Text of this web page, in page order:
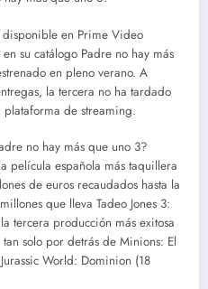
disponible en Prime Video
su catálogo Padre no hay más
en pleno verano. A
la tercera no ha tardado
de streaming.
no hay más que uno 3?
película española más taquillera
de euros recaudados hasta la
que lleva Tadeo Jones 3:
tercera producción más exitosa
solo por detrás de Minions: El
World: Dominion (18